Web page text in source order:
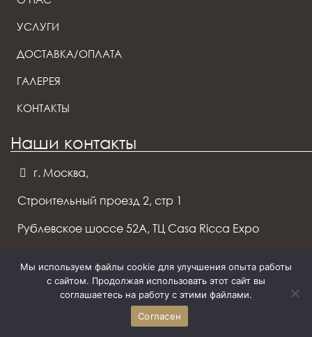
УСЛУГИ
ДОСТАВКА/ОПЛАТА
ГАЛЕРЕЯ
КОНТАКТЫ
Наши контакты
г. Москва,
Строительный проезд 2, стр 1
Рублевское шоссе 52А, ТЦ Casa Ricca Expo
Отдел проектов:info@elit-deco.ru
pr@elit-deco.ru
Мы используем файлы cookie для улучшения опыта работы
с сайтом. Продолжая использовать этот сайт вы
соглашаетесь на работу с этими файлами.
Согласен